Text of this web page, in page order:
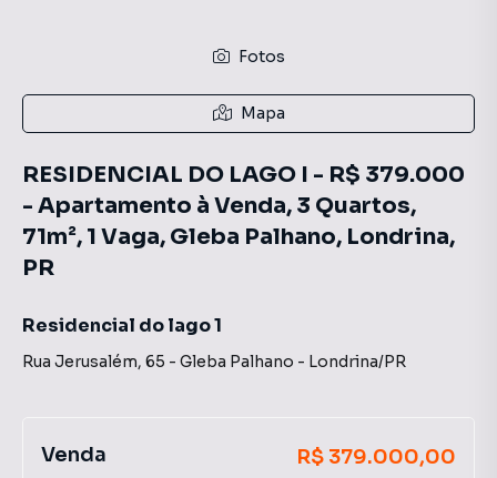
Fotos
Mapa
RESIDENCIAL DO LAGO I - R$ 379.000
- Apartamento à Venda, 3 Quartos,
71m², 1 Vaga, Gleba Palhano, Londrina,
PR
Residencial do lago 1
Rua Jerusalém, 65 - Gleba Palhano - Londrina/PR
Venda R$ 379.000,00